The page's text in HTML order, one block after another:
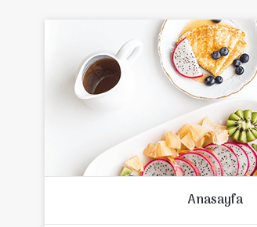
Anasayfa